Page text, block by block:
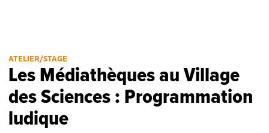
ATELIER/STAGE
Les Médiathèques au Village
des Sciences : Programmation
ludique